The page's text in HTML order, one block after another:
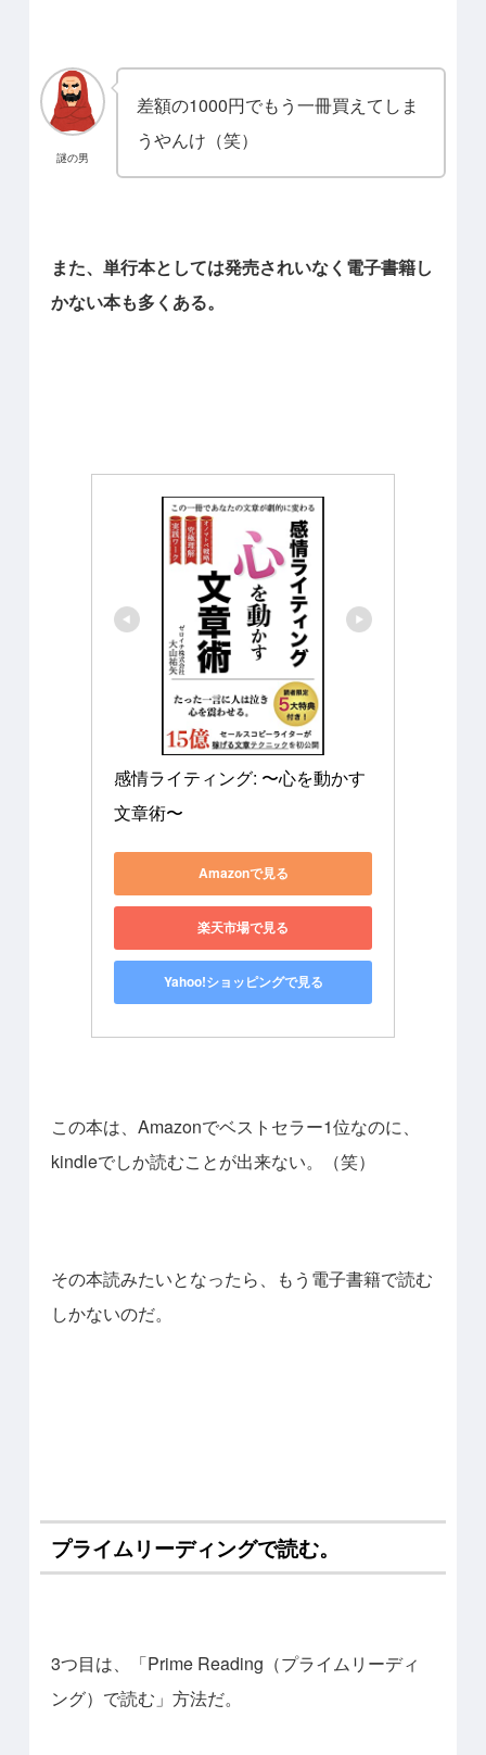
謎の男
差額の1000円でもう一冊買えてしま
うやんけ（笑）
また、単行本としては発売されいなく電子書籍し
かない本も多くある。
感情ライティング: 〜心を動かす
文章術〜
Amazonで見る
楽天市場で見る
Yahoo!ショッピングで見る
この本は、Amazonでベストセラー1位なのに、
kindleでしか読むことが出来ない。（笑）
その本読みたいとなったら、もう電子書籍で読む
しかないのだ。
プライムリーディングで読む。
3つ目は、「Prime Reading（プライムリーディ
ング）で読む」方法だ。